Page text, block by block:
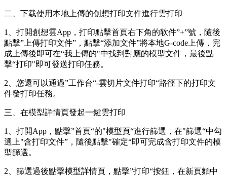
二、下载使用本地上傳的创想打印文件進行雲打印
1、打開創想雲App，打印點擊首頁右下角的软件”+”號，隨後
點擊”上傳打印文件”，點擊“添加文件”將本地G-code上傳，完
成上傳後即可在“我上傳的"中找到對應的模型文件，最後點
擊“打印"即可發送打印任務。
2、您還可以通過”工作台“-雲切片文件打印“路徑下的打印文
件發打印任務。
三、在模型詳情頁發起一鍵雲打印
1、打開App，點擊”首頁“的"模型頁“進行篩選，在"篩選“中勾
選上"含打印文件”，隨後點擊"確定“即可完成含打印文件的模
型篩選。
2、篩選過後點擊模型詳情頁，點擊”打印“按鈕，在新頁麵中